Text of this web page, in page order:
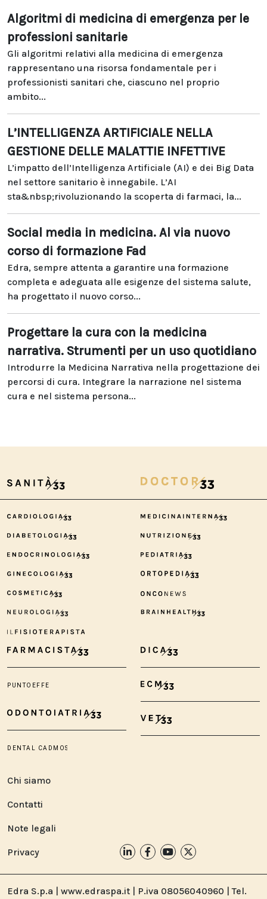
Algoritmi di medicina di emergenza per le
professioni sanitarie
Gli algoritmi relativi alla medicina di emergenza
rappresentano una risorsa fondamentale per i
professionisti sanitari che, ciascuno nel proprio
ambito...
L’INTELLIGENZA ARTIFICIALE NELLA
GESTIONE DELLE MALATTIE INFETTIVE
L’impatto dell’Intelligenza Artificiale (AI) e dei Big Data
nel settore sanitario è innegabile. L’AI
sta&nbsp;rivoluzionando la scoperta di farmaci, la...
Social media in medicina. Al via nuovo
corso di formazione Fad
Edra, sempre attenta a garantire una formazione
completa e adeguata alle esigenze del sistema salute,
ha progettato il nuovo corso...
Progettare la cura con la medicina
narrativa. Strumenti per un uso quotidiano
Introdurre la Medicina Narrativa nella progettazione dei
percorsi di cura. Integrare la narrazione nel sistema
cura e nel sistema persona...
Chi siamo
Contatti
Note legali
Privacy
Edra S.p.a | www.edraspa.it | P.iva 08056040960 | Tel.